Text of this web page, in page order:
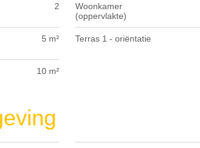
2
Woonkamer
(oppervlakte)
5 m² Terras 1 - oriëntatie
10 m²